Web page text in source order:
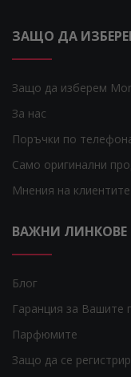
ЗАЩО ДА
Защо да изберем
За нас
Поръчки по
Само оригинални
Мнения на клиентите
ВАЖНИ ЛИНКОВЕ
Блог
Гаранция за Вашите
Парфюмите
Защо да се